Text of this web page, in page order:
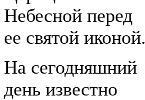
Небесной перед
ее святой иконой.
На сегодняшний
день известно